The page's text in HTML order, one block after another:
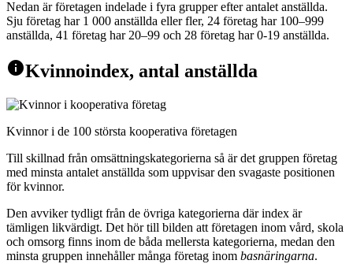
Nedan är företagen indelade i fyra grupper efter antalet anställda.
Sju företag har 1 000 anställda eller fler, 24 företag har 100–999
anställda, 41 företag har 20–99 och 28 företag har 0-19 anställda.
infoKvinnoindex, antal anställda
Kvinnor i de 100 största kooperativa företagen
Till skillnad från omsättningskategorierna så är det gruppen företag
med minsta antalet anställda som uppvisar den svagaste positionen
för kvinnor.
Den avviker tydligt från de övriga kategorierna där index är
tämligen likvärdigt. Det hör till bilden att företagen inom vård, skola
och omsorg finns inom de båda mellersta kategorierna, medan den
minsta gruppen innehåller många företag inom basnäringarna.